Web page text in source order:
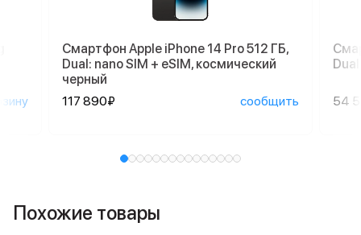
Смартфон Apple iPhone 14 Pro 512 ГБ,
Dual: nano SIM + eSIM, космический
черный
117 890₽
сообщить 54
Похожие товары